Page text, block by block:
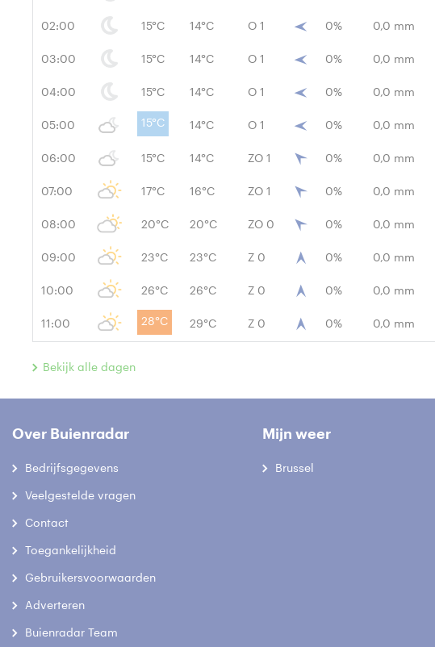
02:00 15°C 14°C O 1 0% 0,0 mm
03:00 15°C 14°C O 1 0% 0,0 mm
04:00 15°C 14°C O 1 0% 0,0 mm
05:00 15°C 14°C O 1 0% 0,0 mm
06:00 15°C 14°C ZO 1 0% 0,0 mm
07:00 17°C 16°C ZO 1 0% 0,0 mm
08:00 20°C 20°C ZO 0 0% 0,0 mm
09:00 23°C 23°C Z 0 0% 0,0 mm
10:00 26°C 26°C Z 0 0% 0,0 mm
11:00 28°C 29°C Z 0 0% 0,0 mm
Bekijk alle dagen
Over Buienradar
Bedrijfsgegevens
Veelgestelde vragen
Contact
Toegankelijkheid
Gebruikersvoorwaarden
Adverteren
Buienradar Team
Mijn weer
Brussel